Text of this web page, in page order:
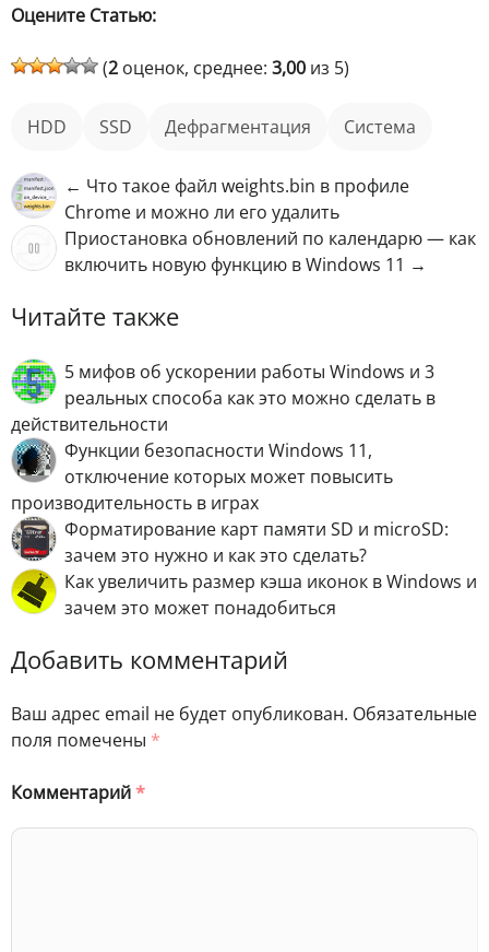
Оцените Статью:
(2 оценок, среднее: 3,00 из 5)
HDD SSD дефрагментация Система
← Что такое файл weights.bin в профиле
Chrome и можно ли его удалить
Приостановка обновлений по календарю — как
включить новую функцию в Windows 11 →
Читайте также
5 мифов об ускорении работы Windows и 3
реальных способа как это можно сделать в
действительности
Функции безопасности Windows 11,
отключение которых может повысить
производительность в играх
Форматирование карт памяти SD и microSD:
зачем это нужно и как это сделать?
Как увеличить размер кэша иконок в Windows и
зачем это может понадобиться
Добавить комментарий
Ваш адрес email не будет опубликован. Обязательные
поля помечены *
Комментарий*